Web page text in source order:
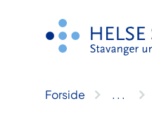
Forside .. .